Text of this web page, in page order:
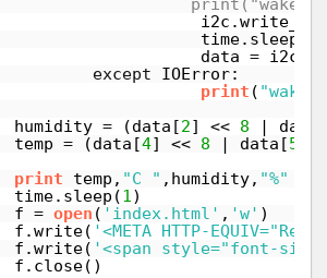
time.sleep(
data =
except
IOError:
print (
humidity = (data[2] << 8
| data[
temp = (data[4] << 8 | data[5
print
temp, "C " ,humidity, "%"
time.sleep(1)
f = open ( 'index.html' , 'w' )
f.write( '<META HTTP-
f.write( '<span style="font-
f.close()